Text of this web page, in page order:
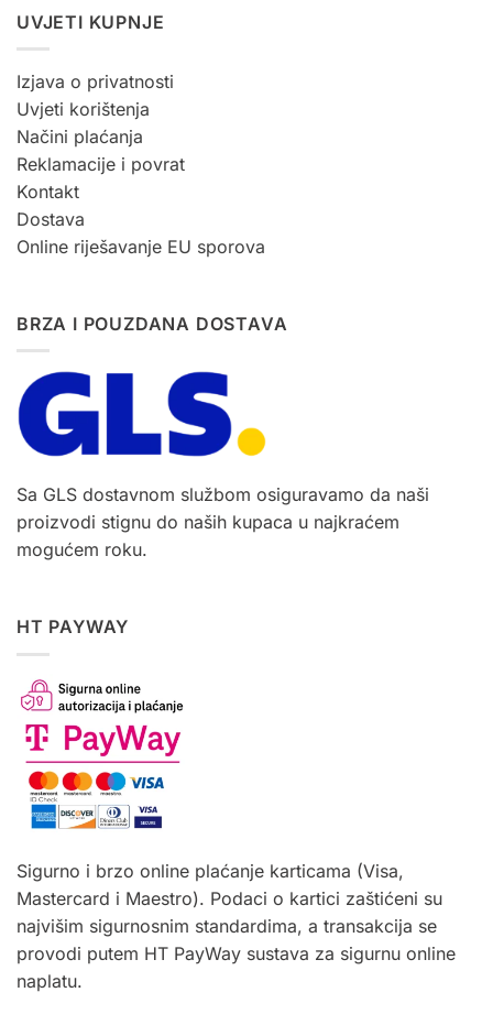
UVJETI KUPNJE
Izjava o privatnosti
Uvjeti korištenja
Načini plaćanja
Reklamacije i povrat
Kontakt
Dostava
Online riješavanje EU sporova
BRZA I POUZDANA DOSTAVA
Sa GLS dostavnom službom osiguravamo da naši
proizvodi stignu do naših kupaca u najkraćem
mogućem roku.
HT PAYWAY
Sigurno i brzo online plaćanje karticama (Visa,
Mastercard i Maestro). Podaci o kartici zaštićeni su
najvišim sigurnosnim standardima, a transakcija se
provodi putem HT PayWay sustava za sigurnu online
naplatu.